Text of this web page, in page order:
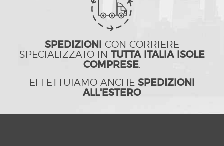
SPEDIZIONI
CON CORRIERE
SPECIALIZZATO IN TUTTA ITALIA ISOLE
COMPRESE.
EFFETTUIAMO ANCHE SPEDIZIONI
ALL'ESTERO